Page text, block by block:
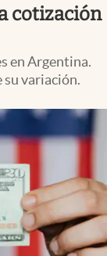
Uruguay
cotización
en Argentina.
su variación.